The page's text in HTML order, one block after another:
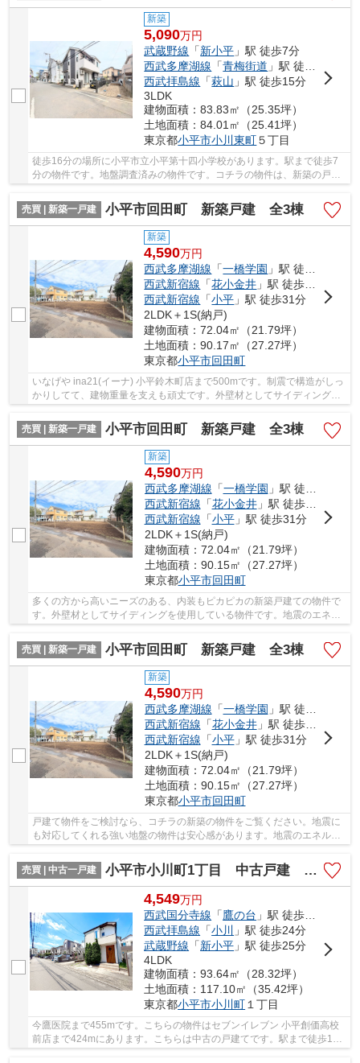
新築
5,090万円
武蔵野線 「新小平 」駅 徒歩7分
西武多摩湖線 「青梅街道 」駅 徒歩8分
西武拝島線 「萩山 」駅 徒歩15分
3LDK
建物面積：83.83㎡（25.35坪）
土地面積：84.01㎡（25.41坪）
東京都小平市小川東町５丁目
徒歩16分の場所に小平市立小平第十四小学校があります。駅まで徒歩7
分の物件です。地盤調査済みの物件です。コチラの物件は、新築の戸建
て物件で設備も充実しています。小平市に特化し...
売買 | 新築一戸建
小平市回田町 新築戸建 全3棟
新築
4,590万円
西武多摩湖線 「一橋学園 」駅 徒歩19分
西武新宿線 「花小金井 」駅 徒歩29分
西武新宿線 「小平 」駅 徒歩31分
2LDK＋1S(納戸)
建物面積：72.04㎡（21.79坪）
土地面積：90.17㎡（27.27坪）
東京都小平市回田町
いなげや ina21(イーナ) 小平鈴木町店まで500mです。制震で構造がしっ
かりしてて、建物重量を支えも頑丈です。外壁材としてサイディングを
使用している物件です。こちらは清潔感のある...
売買 | 新築一戸建
小平市回田町 新築戸建 全3棟
新築
4,590万円
西武多摩湖線 「一橋学園 」駅 徒歩19分
西武新宿線 「花小金井」駅 徒歩29分
西武新宿線 「小平」駅 徒歩31分
2LDK＋1S(納戸)
建物面積：72.04㎡（21.79坪）
土地面積：90.15㎡（27.27坪）
東京都小平市回田町
多くの方から高いニーズのある、内装もピカピカの新築戸建ての物件で
す。外壁材としてサイディングを使用している物件です。地震のエネル
売買 | 新築一戸建
小平市回田町 新築戸建 全3棟
新築
4,590万円
西武多摩湖線 「一橋学園 」駅 徒歩19分
西武新宿線 「花小金井」駅 徒歩29分
西武新宿線 「小平」駅 徒歩31分
2LDK＋1S(納戸)
建物面積：72.04㎡（21.79坪）
土地面積：90.15㎡（27.27坪）
東京都小平市回田町
戸建て物件をご検討なら、コチラの新築の物件をご覧ください。地震に
も対応してくれる強い地盤の物件は安心感があります。地震のエネルギ
売買 | 中古一戸建
小平市小川町1丁目 中古戸建 全1棟
4,549万円
西武国分寺線 「鷹の台 」駅 徒歩14分
西武拝島線 「小川
」駅 徒歩24分
武蔵野線 「新小平 」駅 徒歩25分
4LDK
建物面積：93.64㎡（28.32坪）
土地面積：117.10㎡（35.42坪）
東京都小平市小川町 １丁目
今鷹医院まで455mです。こちらの物件はセブンイレブン 小平創価高校
前店まで424mにあります。こちらは中古の戸建てです。駅まで徒歩14